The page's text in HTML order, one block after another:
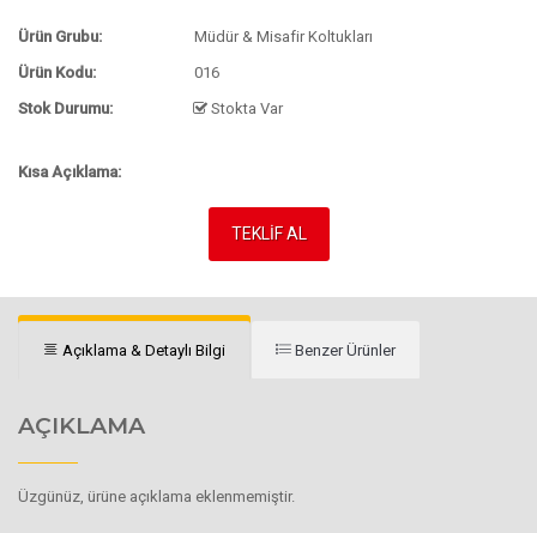
Ürün Grubu:
Müdür & Misafir Koltukları
Ürün Kodu:
016
Stok Durumu:
Stokta Var
Kısa Açıklama:
TEKLİF AL
Açıklama & Detaylı Bilgi Benzer Ürünler
AÇIKLAMA
Üzgünüz, ürüne açıklama eklenmemiştir.